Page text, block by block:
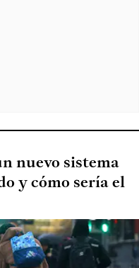
nuevo sistema
y cómo sería el